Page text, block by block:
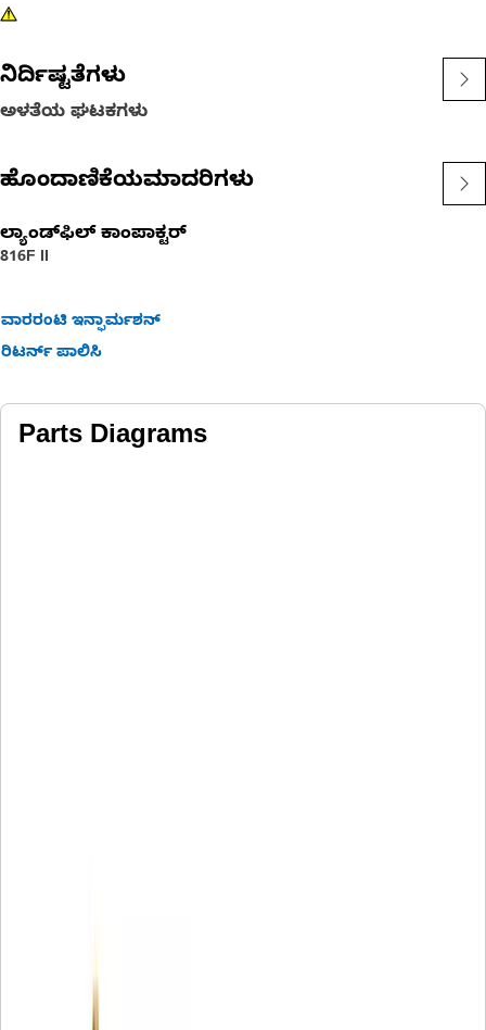
ನಿರ್ದಿಷ್ಟತೆಗಳು
ಅಳತೆಯ ಘಟಕಗಳು
ಹೊಂದಾಣಿಕೆಯಮಾದರಿಗಳು
ಲ್ಯಾಂಡ್‌ಫಿಲ್‌ ಕಾಂಪಾಕ್ಟರ್
816F II
ವಾರರಂಟಿ ಇನ್ಫಾರ್ಮಶನ್
ರಿಟರ್ನ್ ಪಾಲಿಸಿ
Parts Diagrams